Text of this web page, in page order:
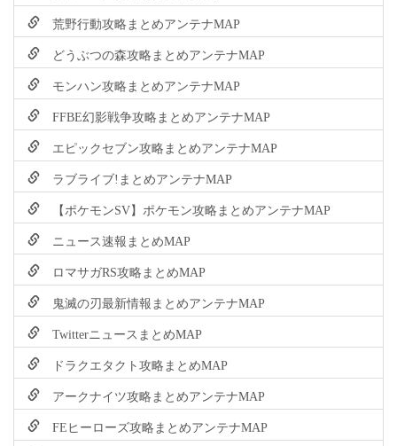
荒野行動攻略まとめアンテナMAP
どうぶつの森攻略まとめアンテナMAP
モンハン攻略まとめアンテナMAP
FFBE幻影戦争攻略まとめアンテナMAP
エピックセブン攻略まとめアンテナMAP
ラブライブ!まとめアンテナMAP
【ポケモンSV】ポケモン攻略まとめアンテナMAP
ニュース速報まとめMAP
ロマサガRS攻略まとめMAP
鬼滅の刃最新情報まとめアンテナMAP
TwitterニュースまとめMAP
ドラクエタクト攻略まとめMAP
アークナイツ攻略まとめアンテナMAP
FEヒーローズ攻略まとめアンテナMAP